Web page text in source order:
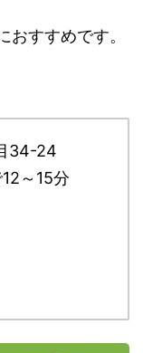
おすすめです。
34-24
～15分